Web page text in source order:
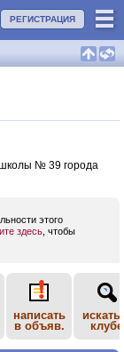
РЕГИСТРАЦИЯ
школы № 39 города
этого
здесь , чтобы
написать
в объяв.
искать
клубе